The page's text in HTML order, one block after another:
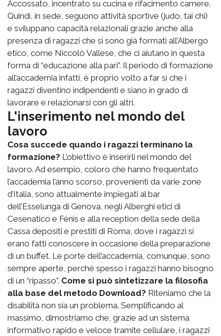
Accossato, incentrato su cucina e rifacimento camere.
Quindi, in sede, seguono attività sportive (judo, tai chi)
e sviluppano capacità relazionali grazie anche alla
presenza di ragazzi che si sono già formati all’Albergo
etico, come Niccolò Vallese, che ci aiutano in questa
forma di “educazione alla pari”. Il periodo di formazione
all’accademia infatti, è proprio volto a far sì che i
ragazzi diventino indipendenti e siano in grado di
lavorare e relazionarsi con gli altri.
L'inserimento nel mondo del
lavoro
Cosa succede quando i ragazzi terminano la
formazione? L’obiettivo è inserirli nel mondo del
lavoro. Ad esempio, coloro che hanno frequentato
l’accademia l’anno scorso, provenienti da varie zone
d’Italia, sono attualmente impiegati al bar
dell’Esselunga di Genova, negli Alberghi etici di
Cesenatico e Fénis e alla reception della sede della
Cassa depositi e prestiti di Roma, dove i ragazzi si
erano fatti conoscere in occasione della preparazione
di un buffet. Le porte dell’accademia, comunque, sono
sempre aperte, perché spesso i ragazzi hanno bisogno
di un “ripasso”. Come si può sintetizzare la filosofia
alla base del metodo Download? Riteniamo che la
disabilità non sia un problema. Semplificando al
massimo, dimostriamo che, grazie ad un sistema
informativo rapido e veloce tramite cellulare, i ragazzi